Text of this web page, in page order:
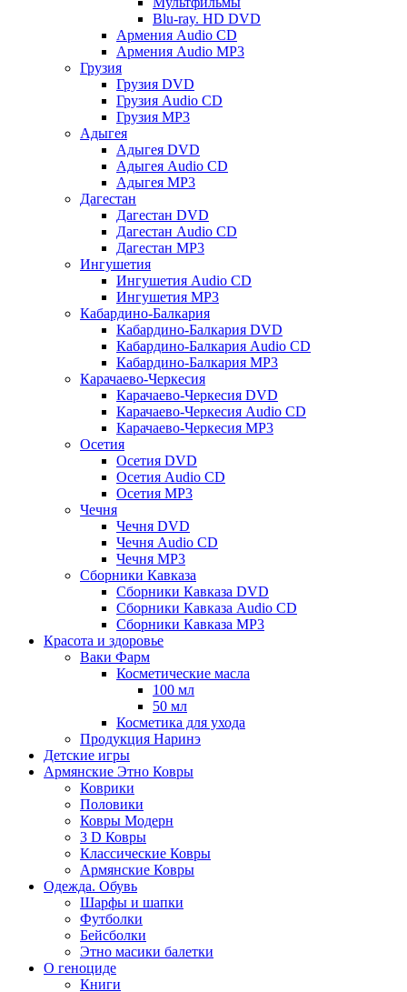
Blu-ray. HD DVD
Армения Audio CD
Армения Audio MP3
Грузия
Грузия DVD
Грузия Audio CD
Грузия MP3
Адыгея
Адыгея DVD
Адыгея Audio CD
Адыгея MP3
Дагестан
Дагестан DVD
Дагестан Audio CD
Дагестан MP3
Ингушетия
Ингушетия Audio CD
Ингушетия MP3
Кабардино-Балкария
Кабардино-Балкария DVD
Кабардино-Балкария Audio CD
Кабардино-Балкария MP3
Карачаево-Черкесия
Карачаево-Черкесия DVD
Карачаево-Черкесия Audio CD
Карачаево-Черкесия MP3
Осетия
Осетия DVD
Осетия Audio CD
Осетия MP3
Чечня
Чечня DVD
Чечня Audio CD
Чечня MP3
Сборники Кавказа
Сборники Кавказа DVD
Сборники Кавказа Audio CD
Сборники Кавказа MP3
Красота и здоровье
Ваки Фарм
Косметические масла
100 мл
50 мл
Косметика для ухода
Продукция Наринэ
Детские игры
Армянские Этно Ковры
Коврики
Половики
Ковры Модерн
3 D Ковры
Классические Ковры
Армянские Ковры
Одежда. Обувь
Шарфы и шапки
Футболки
Бейсболки
Этно масики балетки
О геноциде
Книги